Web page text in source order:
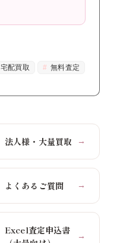
宅配買取
無料査定
法人様・大量買取 →
よくあるご質問 →
Excel査定申込書
→